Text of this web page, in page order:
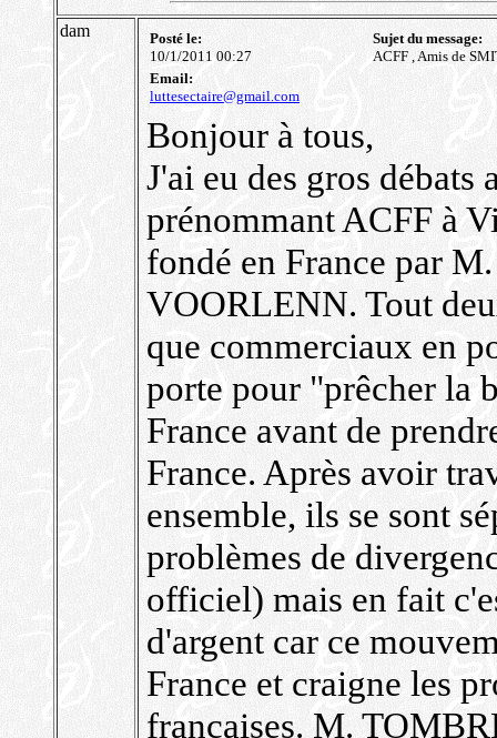
dam
Posté le:
10/1/2011 00:27
Sujet du message:
ACFF , Amis de
Email:
luttesectaire@gmail.com
Bonjour à tous,
J'ai eu des gros débats
prénommant ACFF à
fondé en France par
VOORLENN. Tout
que commerciaux en
porte pour "prêcher la
France avant de
France. Après avoir
ensemble, ils se sont
problèmes de
officiel) mais en fait
d'argent car ce
France et craigne les
françaises. M.